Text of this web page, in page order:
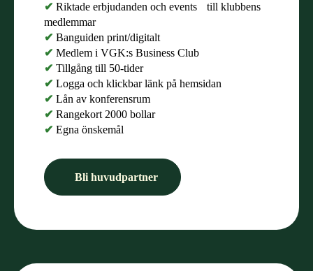
✔ Riktade erbjudanden och events till klubbens
medlemmar
✔ Banguiden print/digitalt
✔ Medlem i VGK:s Business Club
✔ Tillgång till 50-tider
✔ Logga och klickbar länk på hemsidan
✔ Lån av konferensrum
✔ Rangekort 2000 bollar
✔ Egna önskemål
Bli huvudpartner